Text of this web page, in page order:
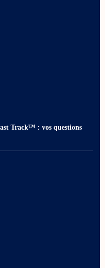
Track™ : vos questions